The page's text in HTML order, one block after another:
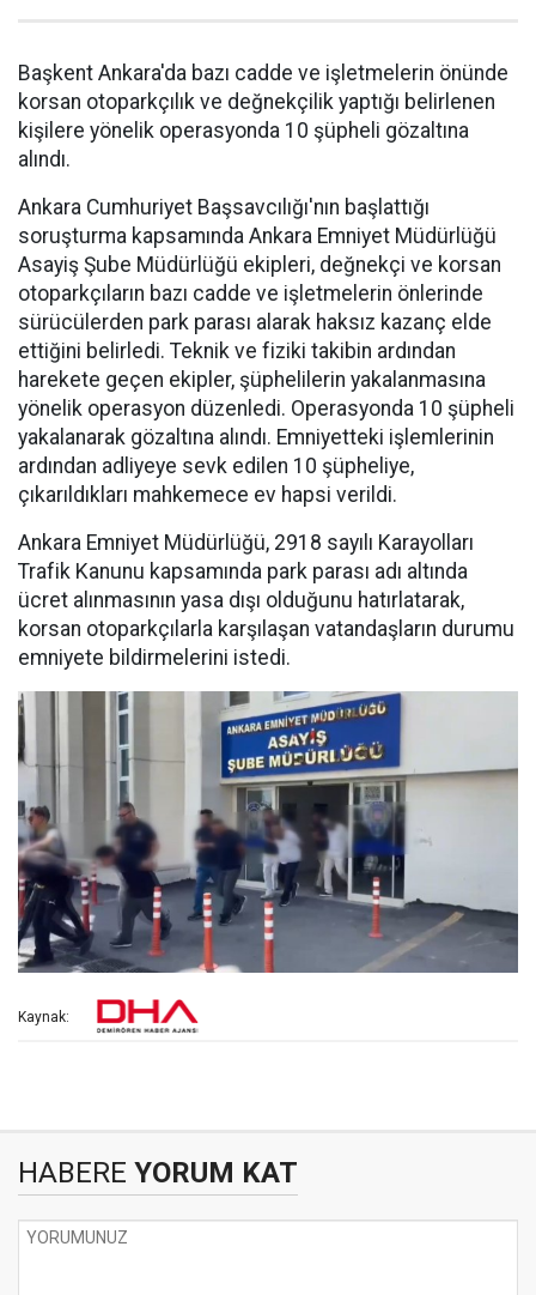
Başkent Ankara'da bazı cadde ve işletmelerin önünde
korsan otoparkçılık ve değnekçilik yaptığı belirlenen
kişilere yönelik operasyonda 10 şüpheli gözaltına
alındı.
Ankara Cumhuriyet Başsavcılığı'nın başlattığı
soruşturma kapsamında Ankara Emniyet Müdürlüğü
Asayiş Şube Müdürlüğü ekipleri, değnekçi ve korsan
otoparkçıların bazı cadde ve işletmelerin önlerinde
sürücülerden park parası alarak haksız kazanç elde
ettiğini belirledi. Teknik ve fiziki takibin ardından
harekete geçen ekipler, şüphelilerin yakalanmasına
yönelik operasyon düzenledi. Operasyonda 10 şüpheli
yakalanarak gözaltına alındı. Emniyetteki işlemlerinin
ardından adliyeye sevk edilen 10 şüpheliye,
çıkarıldıkları mahkemece ev hapsi verildi.
Ankara Emniyet Müdürlüğü, 2918 sayılı Karayolları
Trafik Kanunu kapsamında park parası adı altında
ücret alınmasının yasa dışı olduğunu hatırlatarak,
korsan otoparkçılarla karşılaşan vatandaşların durumu
emniyete bildirmelerini istedi.
Kaynak:
HABERE YORUM KAT